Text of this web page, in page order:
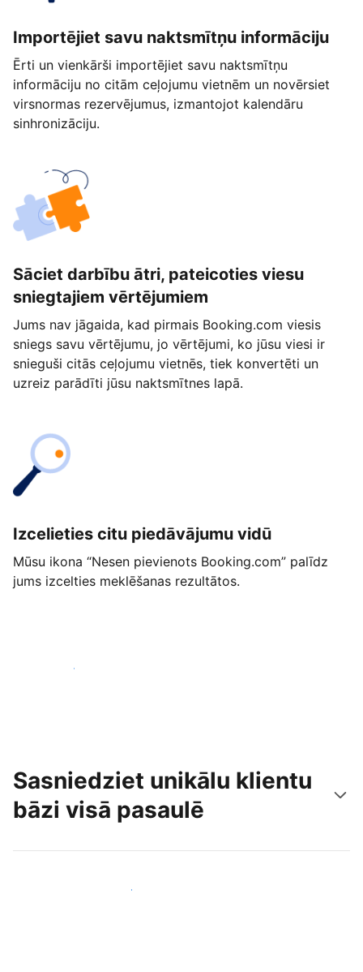
Importējiet savu naktsmītņu informāciju
Ērti un vienkārši importējiet savu naktsmītņu
informāciju no citām ceļojumu vietnēm un novērsiet
virsnormas rezervējumus, izmantojot kalendāru
sinhronizāciju.
Sāciet darbību ātri, pateicoties viesu
sniegtajiem vērtējumiem
Jums nav jāgaida, kad pirmais Booking.com viesis
sniegs savu vērtējumu, jo vērtējumi, ko jūsu viesi ir
snieguši citās ceļojumu vietnēs, tiek konvertēti un
uzreiz parādīti jūsu naktsmītnes lapā.
Izcelieties citu piedāvājumu vidū
Mūsu ikona “Nesen pievienots Booking.com” palīdz
jums izcelties meklēšanas rezultātos.
Sākt jau šodien
Sasniedziet unikālu klientu
bāzi visā pasaulē
Sasniegt jaunus viesus jau šodien